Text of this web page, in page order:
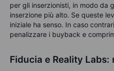
per gli inserzionisti, in modo da
inserzione più alto. Se queste
iniziale ha senso. In caso
penalizzare i buyback e
Fiducia e Reality